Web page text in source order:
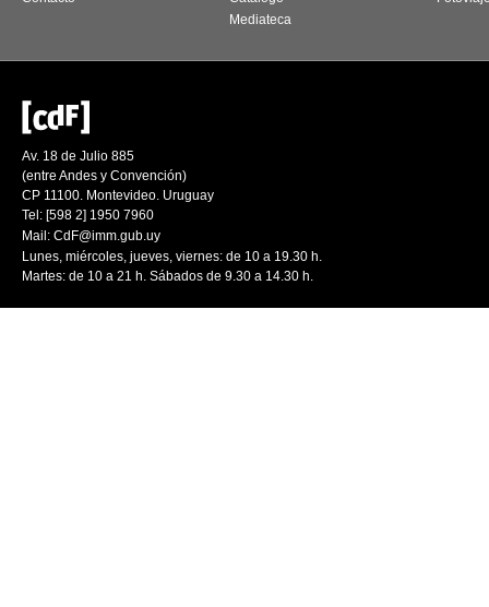
Mediateca
Av. 18 de Julio 885
(entre Andes y Convención)
CP 11100. Montevideo. Uruguay
Tel: [598 2] 1950 7960
Mail: CdF@imm.gub.uy
Lunes, miércoles, jueves, viernes: de 10 a 19.30 h.
Martes: de 10 a 21 h. Sábados de 9.30 a 14.30 h.